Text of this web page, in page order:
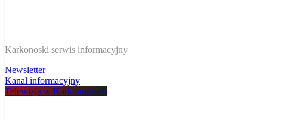
W Karkonoszach
Karkonoski serwis informacyjny
Newsletter
Kanal informacyjny
Telewizja w Karkonoszach